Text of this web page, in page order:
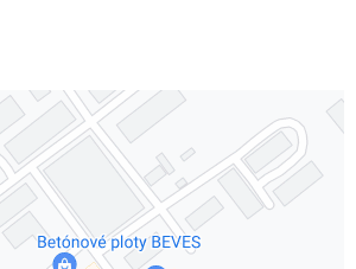
je blokovaný Voľbami súkromia
si načítať externý obsah?